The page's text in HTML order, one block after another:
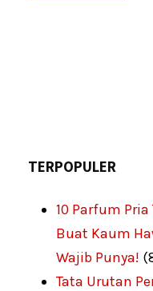
TERPOPULER
10 Parfum
Buat Kaum
Wajib Punya!
Tata Urutan